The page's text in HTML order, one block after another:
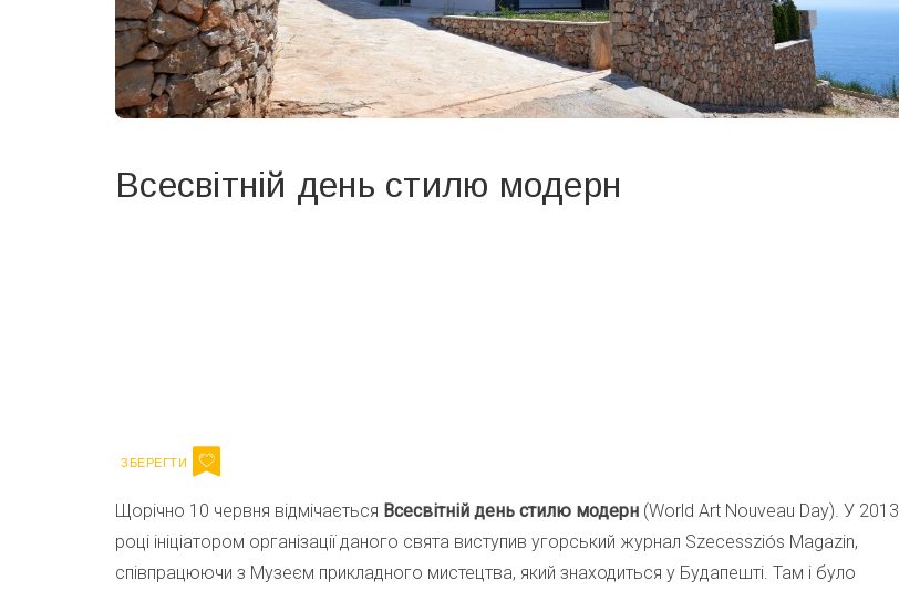
Всесвітній день стилю модерн
Щорічно 10 червня відмічається Всесвітній день стилю модерн (World Art Nouveau Day). У 2013
році ініціатором організації даного свята виступив угорський журнал Szecessziós Magazin,
співпрацюючи з Музеєм прикладного мистецтва, який знаходиться у Будапешті. Там і було